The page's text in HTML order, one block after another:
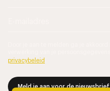
privacybeleid
Meld je aan voor de nieuwsbrief